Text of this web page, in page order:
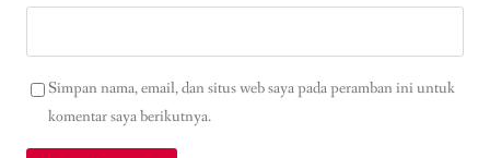
Simpan nama, email, dan situs web saya pada peramban ini untuk
komentar saya berikutnya.